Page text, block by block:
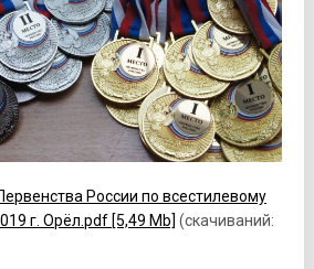
России по всестилевому
г. Орёл.pdf [5,49 Mb] (cкачиваний: